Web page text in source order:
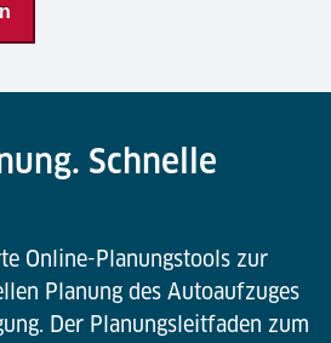
Schnelle
Online-Planungstools zur
Planung des Autoaufzuges
Der Planungsleitfaden zum